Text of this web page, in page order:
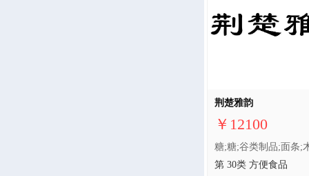
荆楚雅韵
￥12100
第 30类 方便食品